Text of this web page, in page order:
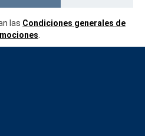
las Condiciones generales de
.